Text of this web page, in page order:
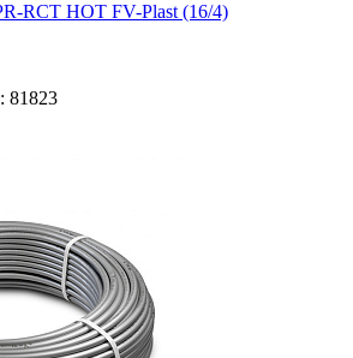
RCT HOT FV-Plast (16/4)
81823